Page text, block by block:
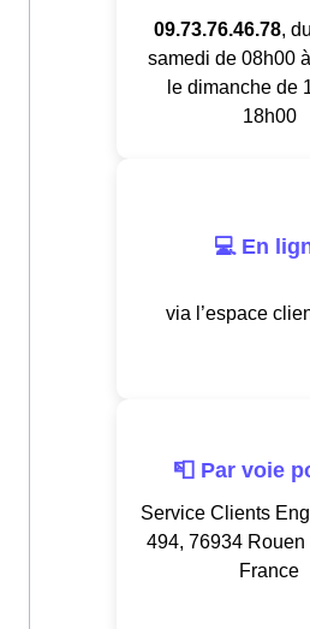
09.73.76.46.78,
samedi de 08h00
le dimanche de
18h00
💻 En
via l’espace
📮 Par voie
Service Clients
494, 76934 Rouen
France